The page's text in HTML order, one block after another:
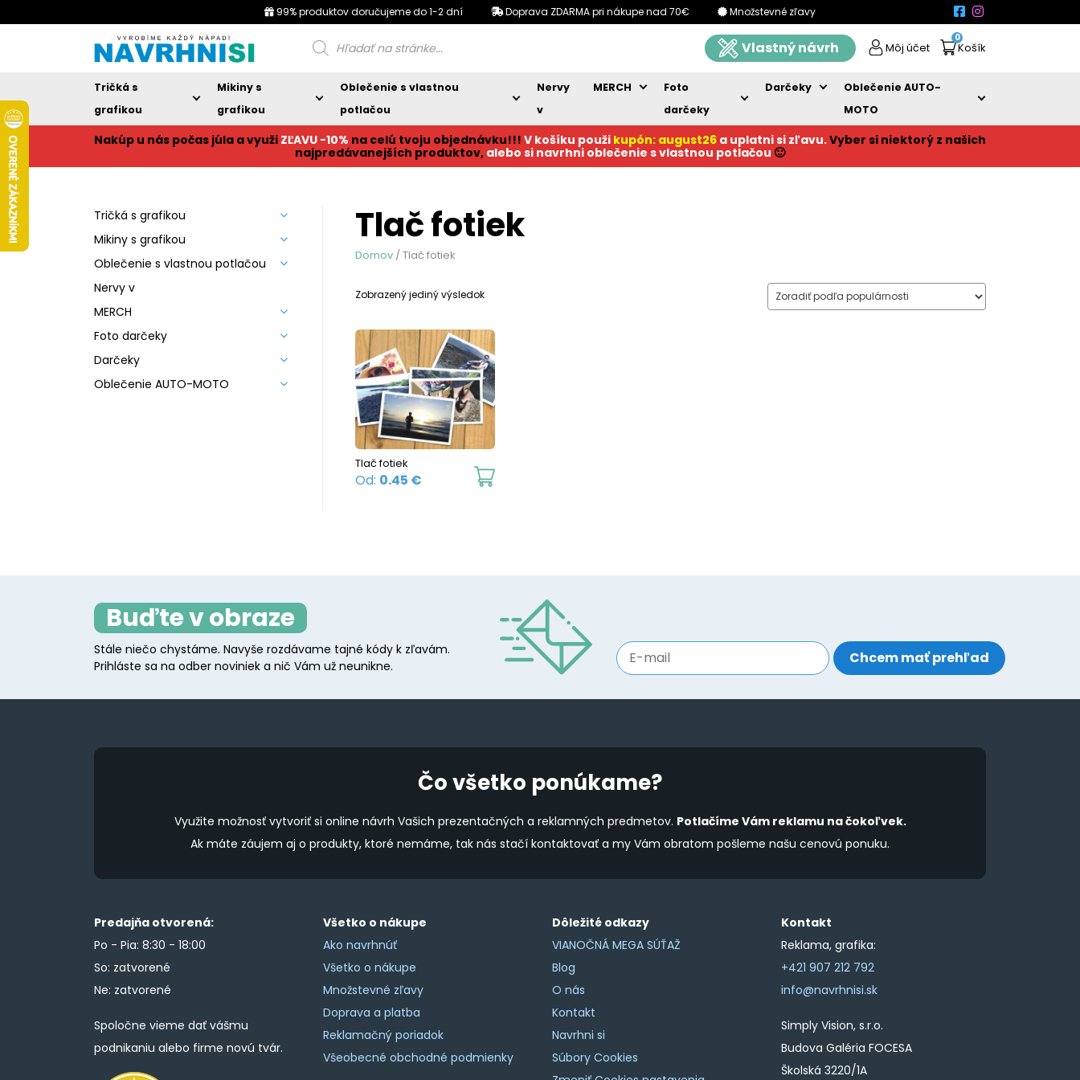
99% produktov doručujeme do 1-2 dní Doprava ZDARMA pri nákupe nad 70€ Množstevné zľavy
Products
search Vlastný návrh Môj účet
0
Košík
Tričká s
grafikou
Mikiny s
grafikou
Oblečenie s vlastnou
potlačou
Nervy
v
MERCH
Foto
darčeky
Darčeky
Oblečenie AUTO-
MOTO
Nakúp u nás počas júla a využi ZĽAVU -10% na celú tvoju objednávku!!! V košíku použi kupón: august26 a uplatni si zľavu.Vyber si niektorý z našich
najpredávanejších produktov, alebo si navrhni oblečenie s vlastnou potlačou 🙂
Tričká s grafikou
Mikiny s grafikou
Oblečenie s vlastnou potlačou
Nervy v
MERCH
Foto darčeky
Darčeky
Oblečenie AUTO-MOTO
Tlač fotiek
Domov / Tlač fotiek
Zobrazený jediný výsledok
Tlač fotiek
Od: 0.45 €
This
options
may
be
on
product
Buďte v obraze
Stále niečo chystáme. Navyše rozdávame tajné kódy k zľavám.
Prihláste sa na odber noviniek a nič Vám už neunikne.
Čo všetko ponúkame?
Využite možnosť vytvoriť si online návrh Vašich prezentačných a reklamných predmetov. Potlačíme Vám reklamu na čokoľvek.
Ak máte záujem aj o produkty, ktoré nemáme, tak nás stačí kontaktovať a my Vám obratom pošleme našu cenovú ponuku.
Predajňa otvorená:
Po - Pia: 8:30 - 18:00
So: zatvorené
Ne: zatvorené
Spoločne vieme dať vášmu
podnikaniu alebo firme novú tvár.
Všetko o nákupe
Ako navrhnúť
Všetko o nákupe
Množstevné zľavy
Doprava a platba
Reklamačný poriadok
Všeobecné obchodné podmienky
Dôležité odkazy
VIANOČNÁ MEGA SÚŤAŽ
Blog
O nás
Kontakt
Navrhni si
Súbory Cookies
Kontakt
Reklama, grafika:
+421 907 212 792
info@navrhnisi.sk
Simply Vision, s.r.o.
Budova Galéria FOCESA
Školská 3220/1A